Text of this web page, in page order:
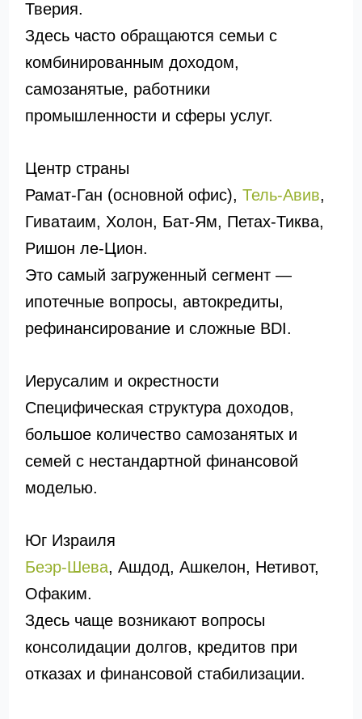
Тверия.
Здесь часто обращаются семьи с
комбинированным доходом,
самозанятые, работники
промышленности и сферы услуг.
Центр страны
Рамат-Ган (основной офис), Тель-Авив,
Гиватаим, Холон, Бат-Ям, Петах-Тиква,
Ришон ле-Цион.
Это самый загруженный сегмент —
ипотечные вопросы, автокредиты,
рефинансирование и сложные BDI.
Иерусалим и окрестности
Специфическая структура доходов,
большое количество самозанятых и
семей с нестандартной финансовой
моделью.
Юг Израиля
Беэр-Шева, Ашдод, Ашкелон, Нетивот,
Офаким.
Здесь чаще возникают вопросы
консолидации долгов, кредитов при
отказах и финансовой стабилизации.